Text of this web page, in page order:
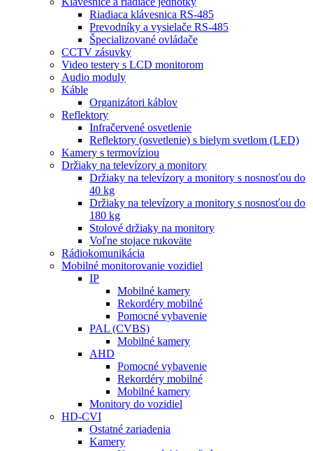
Riadiaca klávesnica RS-485
Prevodníky a vysielače RS-485
Špecializované ovládače
CCTV zásuvky
Video testery s LCD monitorom
Audio moduly
Káble
Organizátori káblov
Reflektory
Infračervené osvetlenie
Reflektory (osvetlenie) s bielym svetlom (LED)
Kamery s termovíziou
Držiaky na televízory a monitory
Držiaky na televízory a monitory s nosnosťou do
40 kg
Držiaky na televízory a monitory s nosnosťou do
180 kg
Stolové držiaky na monitory
Voľne stojace rukoväte
Rádiokomunikácia
Mobilné monitorovanie vozidiel
IP
Mobilné kamery
Rekordéry mobilné
Pomocné vybavenie
PAL (CVBS)
Mobilné kamery
AHD
Pomocné vybavenie
Rekordéry mobilné
Mobilné kamery
Monitory do vozidiel
HD-CVI
Ostatné zariadenia
Kamery